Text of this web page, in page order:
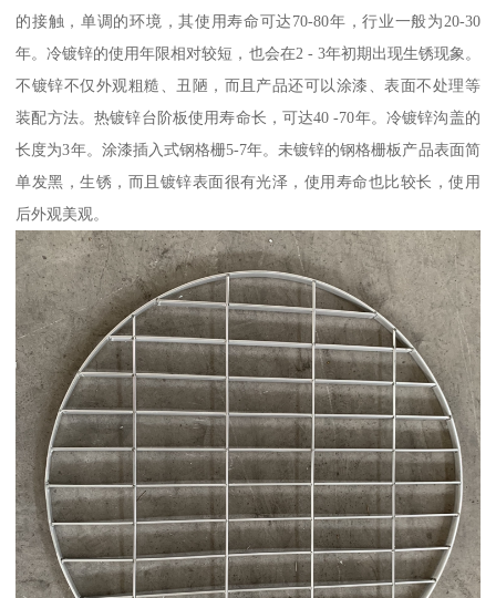
的接触，单调的环境，其使用寿命可达70-80年，行业一般为20-30
年。冷镀锌的使用年限相对较短，也会在2 - 3年初期出现生锈现象。
不镀锌不仅外观粗糙、丑陋，而且产品还可以涂漆、表面不处理等
装配方法。热镀锌台阶板使用寿命长，可达40 -70年。冷镀锌沟盖的
长度为3年。涂漆插入式钢格栅5-7年。未镀锌的钢格栅板产品表面简
单发黑，生锈，而且镀锌表面很有光泽，使用寿命也比较长，使用
后外观美观。